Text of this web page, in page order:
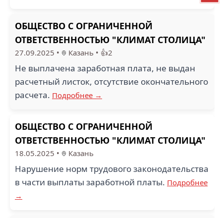
ОБЩЕСТВО С ОГРАНИЧЕННОЙ
ОТВЕТСТВЕННОСТЬЮ "КЛИМАТ СТОЛИЦА"
27.09.2025 • Казань • 👍2
Не выплачена заработная плата, не выдан
расчетный листок, отсутствие окончательного
расчета. Подробнее →
ОБЩЕСТВО С ОГРАНИЧЕННОЙ
ОТВЕТСТВЕННОСТЬЮ "КЛИМАТ СТОЛИЦА"
18.05.2025 • Казань
Нарушение норм трудового законодательства
в части выплаты заработной платы. Подробнее
→